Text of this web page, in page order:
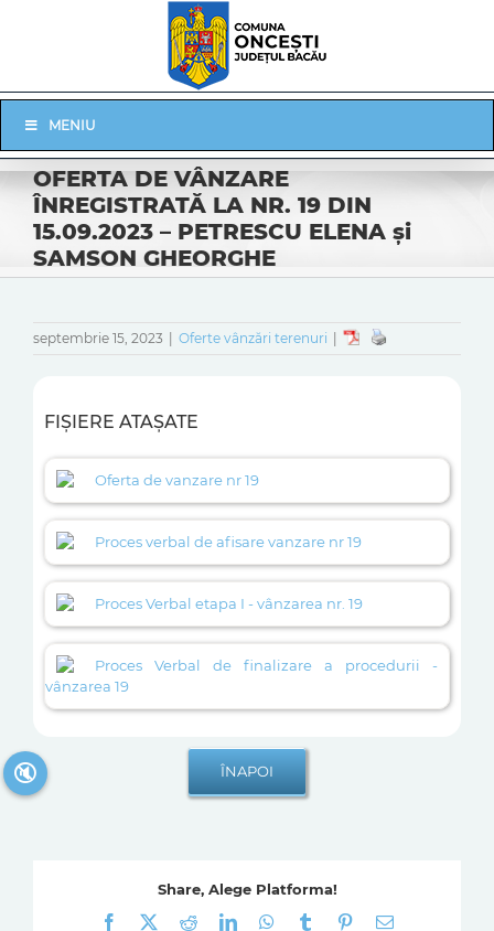
Navigation
MENIU
OFERTA DE VÂNZARE
ÎNREGISTRATĂ LA NR. 19 DIN
15.09.2023 – PETRESCU ELENA şi
SAMSON GHEORGHE
septembrie 15, 2023 Oferte vânzări terenuri
FIȘIERE ATAȘATE
Oferta de vanzare nr 19
Proces verbal de afisare vanzare nr 19
Proces Verbal etapa I - vânzarea nr. 19
Proces Verbal de finalizare a procedurii -
vânzarea 19
Share, Alege Platforma!
Facebook
RedditLinkedInWhatsApp
Tumblr Pinterest
E-
🔇